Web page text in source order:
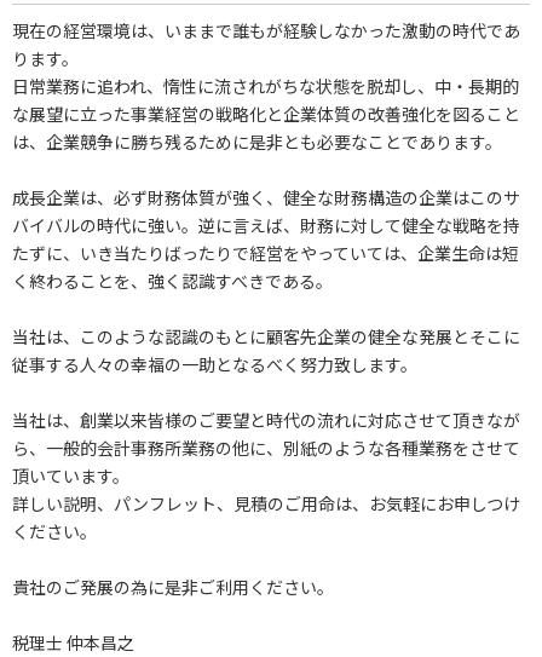
現在の経営環境は、いままで誰もが経験しなかった激動の時代であ
ります。
日常業務に追われ、惰性に流されがちな状態を脱却し、中・長期的
な展望に立った事業経営の戦略化と企業体質の改善強化を図ること
は、企業競争に勝ち残るために是非とも必要なことであります。
成長企業は、必ず財務体質が強く、健全な財務構造の企業はこのサ
バイバルの時代に強い。逆に言えば、財務に対して健全な戦略を持
たずに、いき当たりばったりで経営をやっていては、企業生命は短
く終わることを、強く認識すべきである。
当社は、このような認識のもとに顧客先企業の健全な発展とそこに
従事する人々の幸福の一助となるべく努力致します。
当社は、創業以来皆様のご要望と時代の流れに対応させて頂きなが
ら、一般的会計事務所業務の他に、別紙のような各種業務をさせて
頂いています。
詳しい説明、パンフレット、見積のご用命は、お気軽にお申しつけ
ください。
貴社のご発展の為に是非ご利用ください。
税理士 仲本昌之